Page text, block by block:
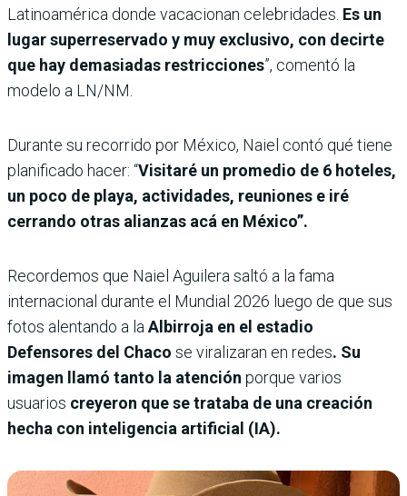
Latinoamérica donde vacacionan celebridades. Es un
lugar superreservado y muy exclusivo, con decirte
que hay demasiadas restricciones”, comentó la
modelo a LN/NM.
Durante su recorrido por México, Naiel contó qué tiene
planificado hacer: “Visitaré un promedio de 6 hoteles,
un poco de playa, actividades, reuniones e iré
cerrando otras alianzas acá en México”.
Recordemos que Naiel Aguilera saltó a la fama
internacional durante el Mundial 2026 luego de que sus
fotos alentando a laAlbirroja en el estadio
Defensores del Chaco se viralizaran en redes. Su
imagen llamó tanto la atención porque varios
usuarios creyeron que se trataba de una creación
hecha con inteligencia artificial (IA).